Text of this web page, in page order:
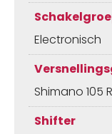
Electronisch
Shimano 105
Shifter